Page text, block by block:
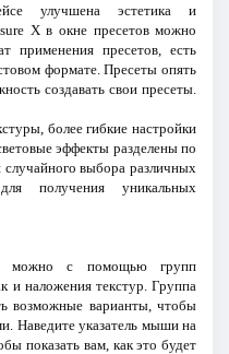
улучшена эстетика и
Х в окне пресетов можно
применения пресетов, есть
формате. Пресеты опять
создавать свои пресеты.
более гибкие настройки
эффекты разделены по
выбора различных
получения уникальных
можно с помощью групп
и наложения текстур. Группа
возможные варианты, чтобы
Наведите указатель мыши на
показать вам, как это будет